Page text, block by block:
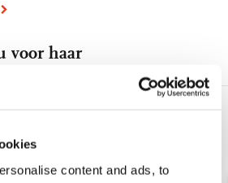
content and ads, to
voor haar